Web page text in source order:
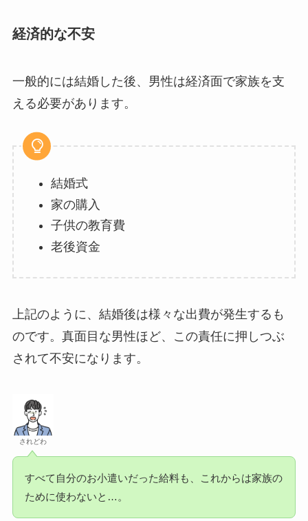
経済的な不安
一般的には結婚した後、男性は経済面で家族を支
える必要があります。
結婚式
家の購入
子供の教育費
老後資金
上記のように、結婚後は様々な出費が発生するも
のです。真面目な男性ほど、この責任に押しつぶ
されて不安になります。
されどわ
すべて自分のお小遣いだった給料も、これからは家族の
ために使わないと…。